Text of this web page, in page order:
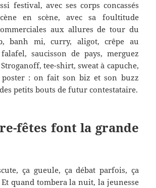
festival, avec ses corps concassés
en scène, avec sa foultitude
aux allures de tour du
banh mi, curry, aligot, crêpe au
saucisson de pays, merguez
tee-shirt, sweat à capuche,
: on fait son biz et son buzz
petits bouts de futur contestataire.
fêtes font la grande
ça gueule, ça débat parfois, ça
Et quand tombera la nuit, la jeunesse